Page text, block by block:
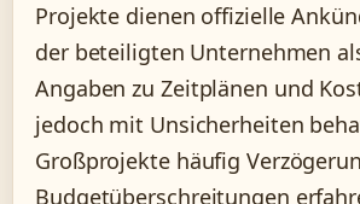
Projekte dienen offizielle
der beteiligten Unternehmen
Angaben zu Zeitplänen und
jedoch mit Unsicherheiten
Großprojekte häufig
Budgetüberschreitungen